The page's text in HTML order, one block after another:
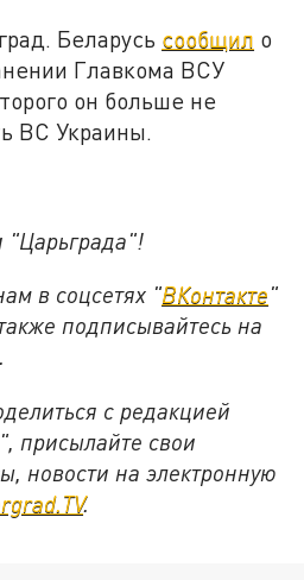
Беларусь сообщил о
Главкома ВСУ
он больше не
ВС Украины.
"Царьграда"!
в соцсетях "ВКонтакте"
подписывайтесь на
.
с редакцией
присылайте свои
новости на электронную
.